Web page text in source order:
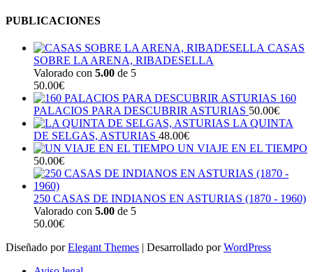
PUBLICACIONES
CASAS
SOBRE LA ARENA, RIBADESELLA
Valorado con 5.00 de 5
50.00€
160
PALACIOS PARA DESCUBRIR ASTURIAS 50.00€
LA QUINTA
DE SELGAS, ASTURIAS 48.00€
UN VIAJE EN EL TIEMPO
50.00€
250 CASAS DE INDIANOS EN ASTURIAS (1870 - 1960)
Valorado con 5.00 de 5
50.00€
Diseñado porElegant Themes | Desarrollado porWordPress